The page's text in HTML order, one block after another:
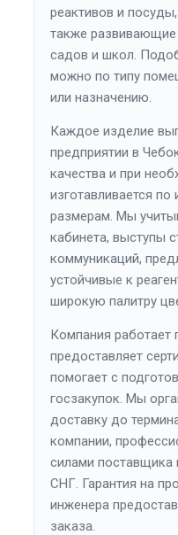
реактивов и
также
садов и школ.
можно по типу
или назначению.
Каждое изделие
предприятии в
качества и при
изготавливается
размерам. Мы
кабинета, выступы
коммуникаций,
устойчивые к
широкую палитру
Компания работает
предоставляет
помогает с
госзакупок. Мы
доставку до
компании,
силами поставщика
СНГ. Гарантия на
инженера
заказа.